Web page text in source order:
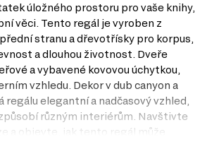
úložného prostoru pro vaše knihy,
věci. Tento regál je vyroben z
stranu a dřevotřísky pro korpus,
a dlouhou životnost. Dveře
a vybavené kovovou úchytkou,
vzhledu. Dekor v dub canyon a
regálu elegantní a nadčasový vzhled,
různým interiérům. Navštivte
a objevte, jak tento regál může